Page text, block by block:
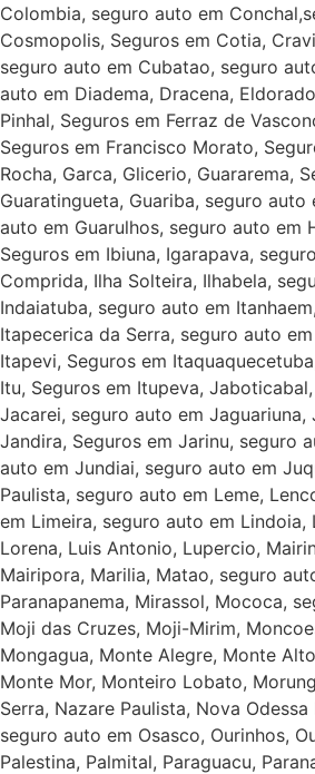
Colombia, seguro auto em
Cosmopolis, Seguros em Cotia,
seguro auto em Cubatao, seguro
auto em Diadema, Dracena,
Pinhal, Seguros em Ferraz de
Seguros em Francisco Morato,
Rocha, Garca, Glicerio, Guararema,
Guaratingueta, Guariba, seguro auto
auto em Guarulhos, seguro auto em
Seguros em Ibiuna, Igarapava,
Comprida, Ilha Solteira, Ilhabela,
Indaiatuba, seguro auto em
Itapecerica da Serra, seguro auto
Itapevi, Seguros em
Itu, Seguros em Itupeva,
Jacarei, seguro auto em Jaguariuna,
Jandira, Seguros em Jarinu, seguro
auto em Jundiai, seguro auto em
Paulista, seguro auto em Leme,
em Limeira, seguro auto em Lindoia,
Lorena, Luis Antonio, Lupercio,
Mairipora, Marilia, Matao, seguro
Paranapanema, Mirassol, Mococa,
Moji das Cruzes, Moji-Mirim,
Mongagua, Monte Alegre, Monte
Monte Mor, Monteiro Lobato,
Serra, Nazare Paulista, Nova
seguro auto em Osasco, Ourinhos,
Palestina, Palmital, Paraguacu,